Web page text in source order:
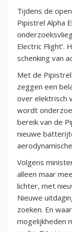
Tijdens de
Pipistrel Alpha
Electric Flight’.
schenking van
Met de
zeggen een
over elektrisch
wordt
bereik van de
nieuwe
Volgens
alleen maar
lichter, met
Nieuwe
zoeken. En
mogelijkheden